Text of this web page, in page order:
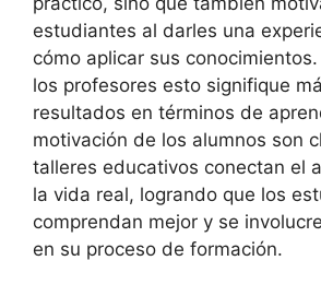
estudiantes al darles una
cómo aplicar sus
los profesores esto signifique
resultados en términos de
motivación de los alumnos son
talleres educativos conectan el
la vida real, logrando que los
comprendan mejor y se
en su proceso de formación.